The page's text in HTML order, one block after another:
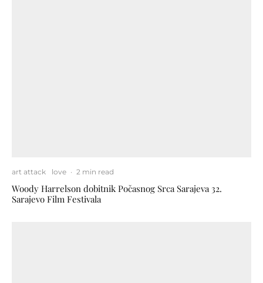
art attack love · 2 min read
Woody Harrelson dobitnik Počasnog Srca Sarajeva 32.
Sarajevo Film Festivala